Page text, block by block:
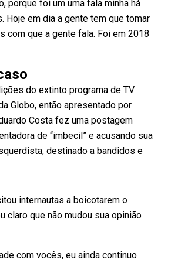
porque foi um uma fala minha há
Hoje em dia a gente tem que tomar
com que a gente fala. Foi em 2018
do extinto programa de TV
Globo, então apresentado por
Costa fez uma postagem
de “imbecil” e acusando sua
destinado a bandidos e
internautas a boicotarem o
claro que não mudou sua opinião
com vocês, eu ainda continuo